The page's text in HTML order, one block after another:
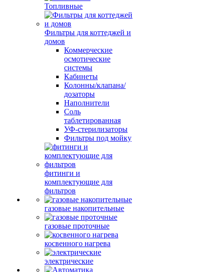
Топливные
Фильтры для коттеджей и
домов
Коммерческие
осмотические
системы
Кабинеты
Колонны/клапана/
дозаторы
Наполнители
Соль
таблетированная
УФ-стерилизаторы
Фильтры под мойку
фитинги и
комплектующие для
фильтров
газовые накопительные
газовые проточные
косвенного нагрева
электрические